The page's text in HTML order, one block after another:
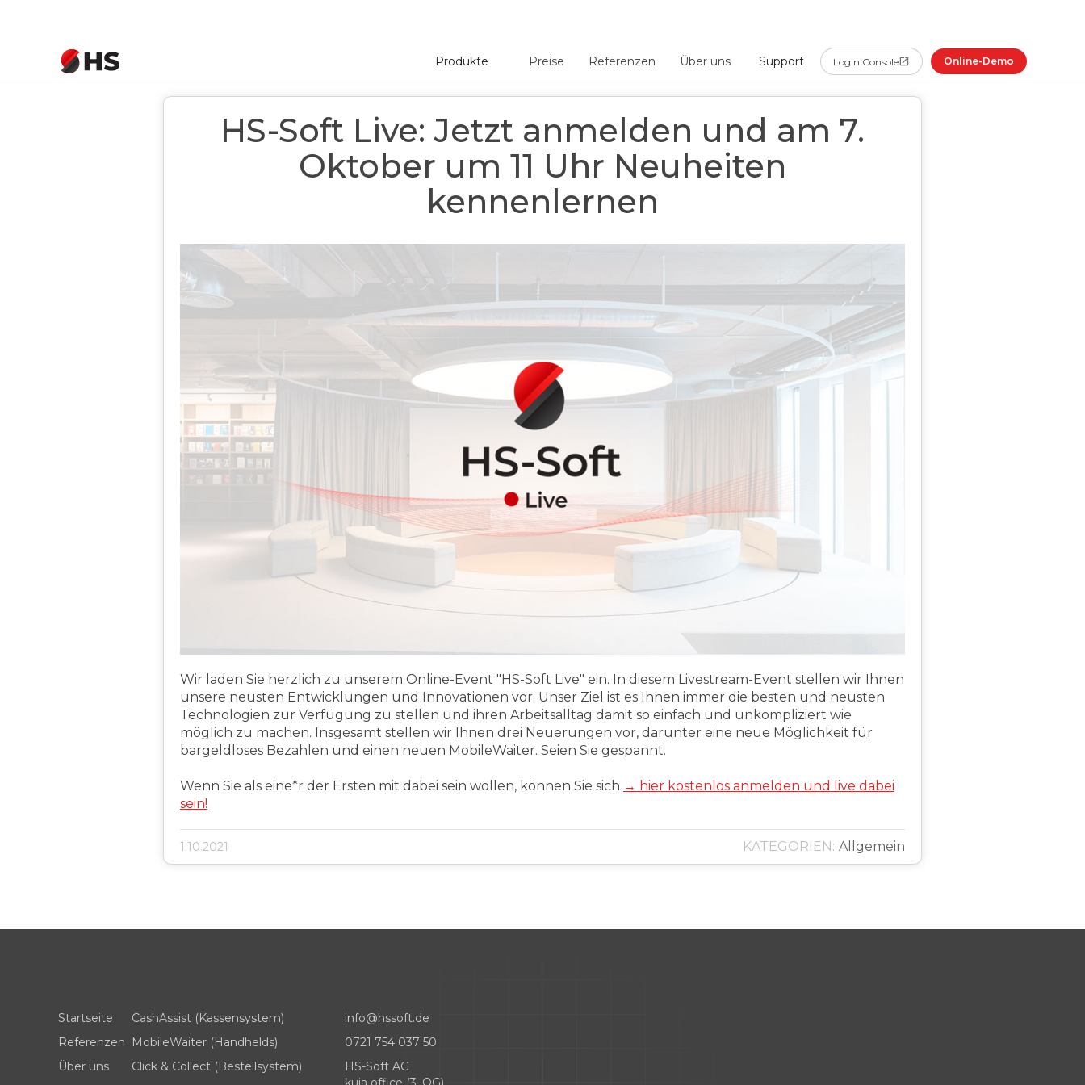
Produkte Preise Referenzen Über uns Support Login Console Online-Demo
HS-Soft Live: Jetzt anmelden und am 7. Oktober um 11 Uhr Neuheiten kennenlernen
HS-Soft Live: Jetzt anmelden und am 7.
Oktober um 11 Uhr Neuheiten
kennenlernen
Wir laden Sie herzlich zu unserem Online-Event "HS-Soft Live" ein. In diesem Livestream-Event stellen wir Ihnen
unsere neusten Entwicklungen und Innovationen vor. Unser Ziel ist es Ihnen immer die besten und neusten
Technologien zur Verfügung zu stellen und ihren Arbeitsalltag damit so einfach und unkompliziert wie
möglich zu machen. Insgesamt stellen wir Ihnen drei Neuerungen vor, darunter eine neue Möglichkeit für
bargeldloses Bezahlen und einen neuen MobileWaiter. Seien Sie gespannt.
Wenn Sie als eine*r der Ersten mit dabei sein wollen, können Sie sich → hier kostenlos anmelden und live dabei
sein!
1.10.2021 KATEGORIEN: Allgemein
Startseite
Referenzen
Über uns
CashAssist (Kassensystem)
MobileWaiter (Handhelds)
Click & Collect (Bestellsystem)
info@hssoft.de
0721 754 037 50
HS-Soft AG